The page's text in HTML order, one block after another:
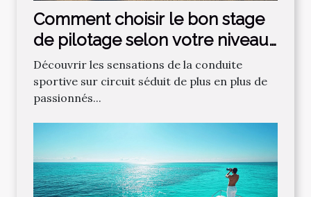
Comment choisir le bon stage
de pilotage selon votre niveau
?
Découvrir les sensations de la conduite
sportive sur circuit séduit de plus en plus de
passionnés...